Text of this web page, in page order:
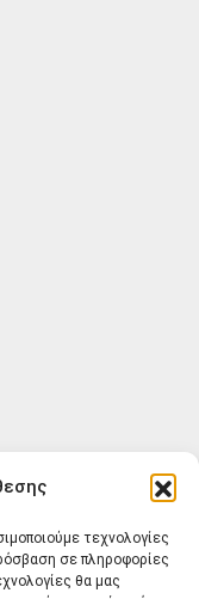
τεχνολογίες
σε πληροφορίες
θα μας